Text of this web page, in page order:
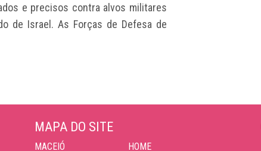
e precisos contra alvos militares
de Israel. As Forças de Defesa de
MAPA DO SITE
MACEIÓ HOME